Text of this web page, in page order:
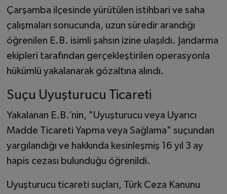
Çarşamba ilçesinde yürütülen istihbari ve saha
çalışmaları sonucunda, uzun süredir arandığı
öğrenilen E.B. isimli şahsın izine ulaşıldı. Jandarma
ekipleri tarafından gerçekleştirilen operasyonla
hükümlü yakalanarak gözaltına alındı.
Suçu Uyuşturucu Ticareti
Yakalanan E.B.’nin, "Uyuşturucu veya Uyarıcı
Madde Ticareti Yapma veya Sağlama" suçundan
yargılandığı ve hakkında kesinleşmiş 16 yıl 3 ay
hapis cezası bulunduğu öğrenildi.
Uyuşturucu ticareti suçları, Türk Ceza Kanunu